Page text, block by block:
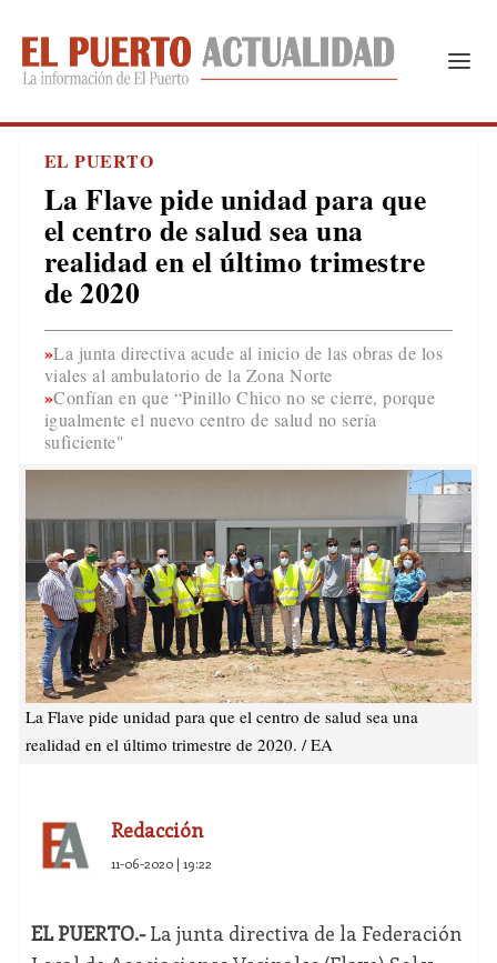
EL PUERTO
La Flave pide unidad para que
el centro de salud sea una
realidad en el último trimestre
de 2020
La junta directiva acude al inicio de las obras de los
viales al ambulatorio de la Zona Norte
Confían en que “Pinillo Chico no se cierre, porque
igualmente el nuevo centro de salud no sería
suficiente"
La Flave pide unidad para que el centro de salud sea una
realidad en el último trimestre de 2020. / EA
Redacción
11-06-2020 | 19:22
EL PUERTO.-La junta directiva de la Federación